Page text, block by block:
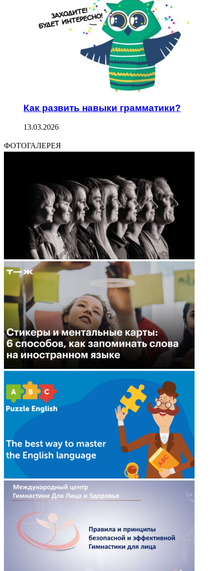
Как развить навыки грамматики?
13.03.2026
ФОТОГАЛЕРЕЯ